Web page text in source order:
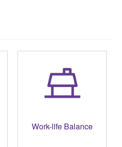
Work-life Balance
Contratto del Terziario